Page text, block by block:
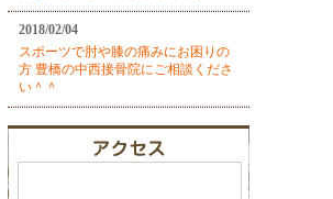
2018/02/04
スポーツで肘や膝の痛みにお困りの
方 豊橋の中西接骨院にご相談くださ
い＾＾